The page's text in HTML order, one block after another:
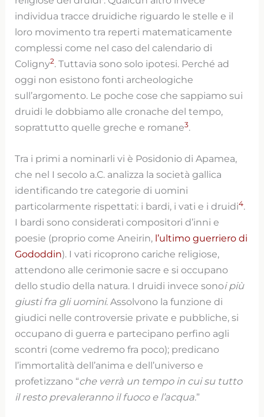
individua tracce druidiche riguardo le stelle e il
loro movimento tra reperti matematicamente
complessi come nel caso del calendario di
Coligny2. Tuttavia sono solo ipotesi. Perché ad
oggi non esistono fonti archeologiche
sull’argomento. Le poche cose che sappiamo sui
druidi le dobbiamo alle cronache del tempo,
soprattutto quelle greche e romane3.
Tra i primi a nominarli vi è Posidonio di Apamea,
che nel I secolo a.C. analizza la società gallica
identificando tre categorie di uomini
particolarmente rispettati: i bardi, i vati e i druidi4.
I bardi sono considerati compositori d’inni e
poesie (proprio come Aneirin, l’ultimo guerriero di
Gododdin). I vati ricoprono cariche religiose,
attendono alle cerimonie sacre e si occupano
dello studio della natura. I druidi invece sonoi più
giusti fra gli uomini. Assolvono la funzione di
giudici nelle controversie private e pubbliche, si
occupano di guerra e partecipano perfino agli
scontri (come vedremo fra poco); predicano
l’immortalità dell’anima e dell’universo e
profetizzano “che verrà un tempo in cui su tutto
il resto prevaleranno il fuoco e l’acqua.”